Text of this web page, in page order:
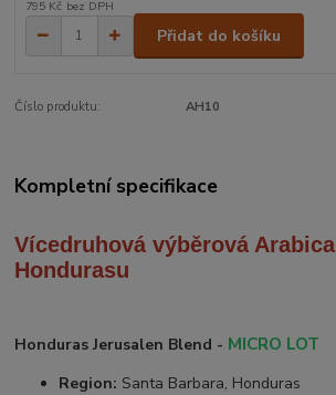
795 Kč bez DPH
Přidat do košíku
Číslo produktu: AH10
Kompletní specifikace
Vícedruhová výběrová Arabica
Hondurasu
Honduras Jerusalen Blend - MICRO LOT
Region: Santa Barbara, Honduras